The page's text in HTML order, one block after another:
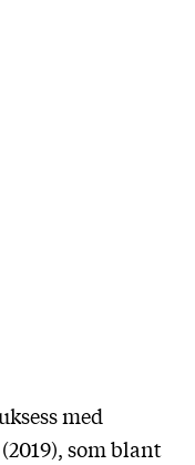
med
(2019), som blant